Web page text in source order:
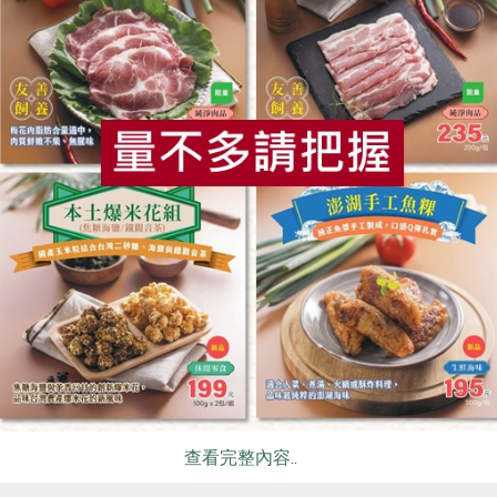
你可能有興趣的食譜
RPET 食譜 減硝酸鹽 雞蛋 食安 共同
查看完整內容..